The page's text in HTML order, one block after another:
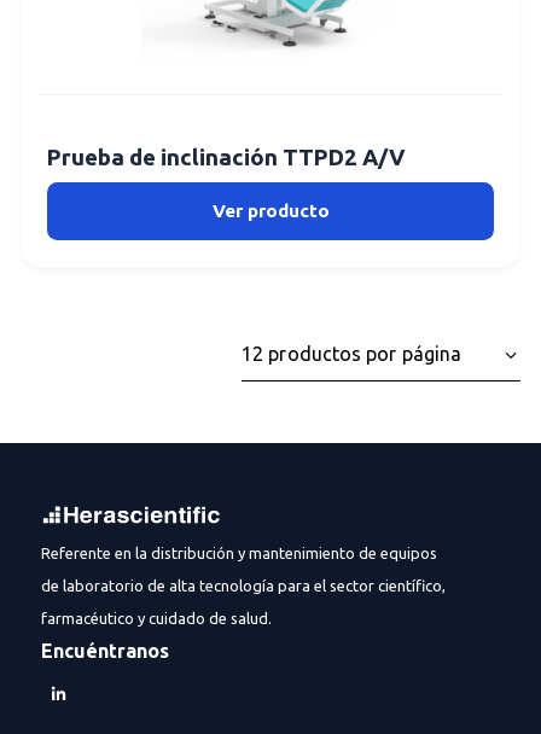
Prueba de inclinación TTPD2 A/V
Ver producto
Referente en la distribución y mantenimiento de equipos
de laboratorio de alta tecnología para el sector científico,
farmacéutico y cuidado de salud.
Encuéntranos